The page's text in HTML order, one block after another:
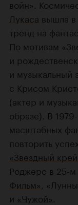
войн» .
Лукаса вышла в
тренд на
По мотивам
и
и
с Крисом
(актер и
образе). В
масштабных
повторить
«Звездный
Роджерс в 25-м
Фильм» ,
и «Чужой»